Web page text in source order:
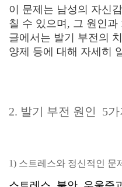
이 문제는 남성의 자신
칠 수 있으며, 그 원인과
글에서는 발기 부전의
양제 등에 대해 자세히
2. 발기 부전 원인 5가
1) 스트레스와 정신적인 문